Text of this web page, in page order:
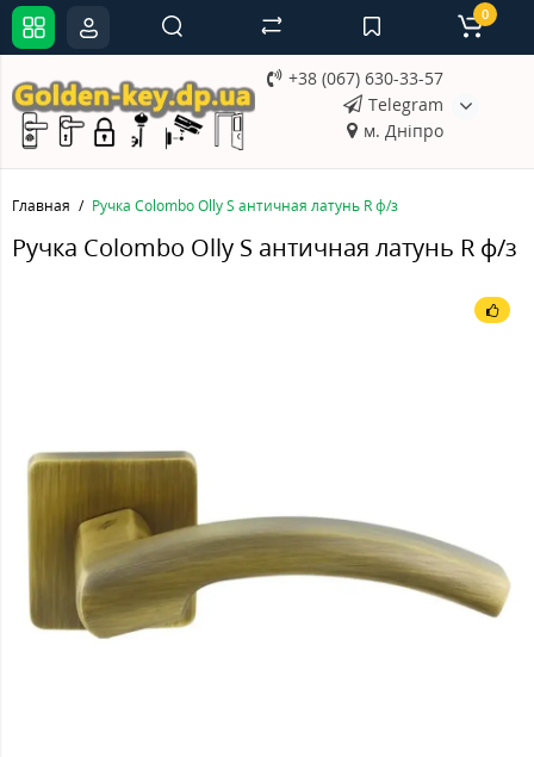
+38 (067) 630-33-57
Telegram
м. Дніпро
0
Главная Ручка Colombo Olly S античная латунь R ф/з
Ручка Colombo Olly S античная латунь R ф/з